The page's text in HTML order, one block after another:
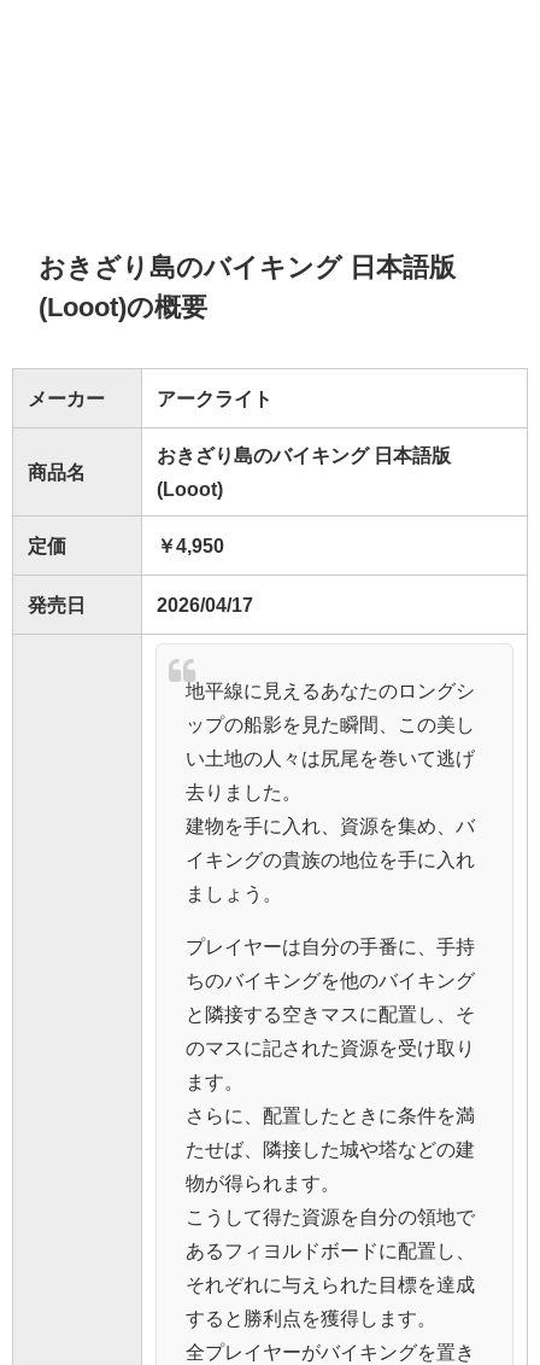
おきざり島のバイキング 日本語版
(Looot)の概要
メーカー アークライト
商品名
おきざり島のバイキング 日本語版
(Looot)
定価 ￥4,950
発売日 2026/04/17
地平線に見えるあなたのロングシ
ップの船影を見た瞬間、この美し
い土地の人々は尻尾を巻いて逃げ
去りました。
建物を手に入れ、資源を集め、バ
イキングの貴族の地位を手に入れ
ましょう。
プレイヤーは自分の手番に、手持
ちのバイキングを他のバイキング
と隣接する空きマスに配置し、そ
のマスに記された資源を受け取り
ます。
さらに、配置したときに条件を満
たせば、隣接した城や塔などの建
物が得られます。
こうして得た資源を自分の領地で
あるフィヨルドボードに配置し、
それぞれに与えられた目標を達成
すると勝利点を獲得します。
全プレイヤーがバイキングを置き